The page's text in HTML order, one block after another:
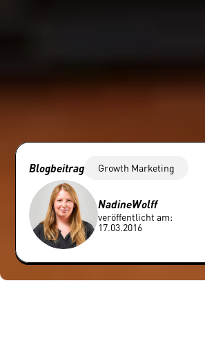
Blogbeitrag Growth Marketing
NadineWolff
veröffentlicht am:
17.03.2016